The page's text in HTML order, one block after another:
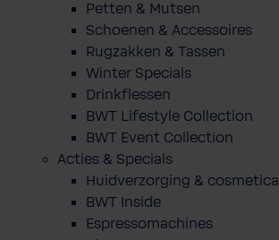
Petten & Mutsen
Schoenen & Accessoires
Rugzakken & Tassen
Winter Specials
Drinkflessen
BWT Lifestyle Collection
BWT Event Collection
Acties & Specials
Huidverzorging & cosmetica
BWT Inside
Espressomachines